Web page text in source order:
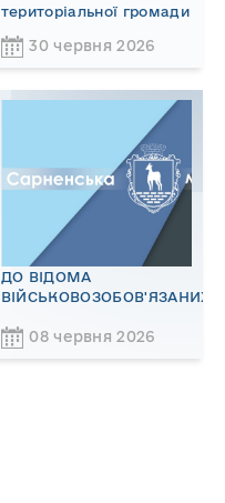
територіальної громади
30 червня 2026
ДО ВІДОМА
ВІЙСЬКОВОЗОБОВ'ЯЗАНИХ!
08 червня 2026